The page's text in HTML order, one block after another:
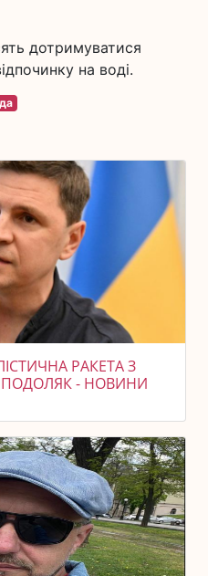
дотримуватися
на воді.
РАКЕТА З
ПОДОЛЯК - НОВИНИ